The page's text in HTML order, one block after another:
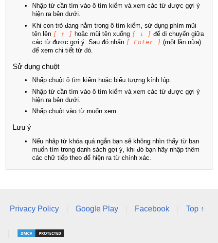
Nhập từ cần tìm vào ô tìm kiếm và xem các từ được gợi ý
hiện ra bên dưới.
Khi con trỏ đang nằm trong ô tìm kiếm, sử dụng phím mũi
tên lên [ ↑ ] hoặc mũi tên xuống [ ↓ ] để di chuyển giữa
các từ được gợi ý. Sau đó nhấn [ Enter ] (một lần nữa)
để xem chi tiết từ đó.
Sử dụng chuột
Nhấp chuột ô tìm kiếm hoặc biểu tượng kính lúp.
Nhập từ cần tìm vào ô tìm kiếm và xem các từ được gợi ý
hiện ra bên dưới.
Nhấp chuột vào từ muốn xem.
Lưu ý
Nếu nhập từ khóa quá ngắn bạn sẽ không nhìn thấy từ bạn
muốn tìm trong danh sách gợi ý, khi đó bạn hãy nhập thêm
các chữ tiếp theo để hiện ra từ chính xác.
Privacy Policy Google Play Facebook Top ↑